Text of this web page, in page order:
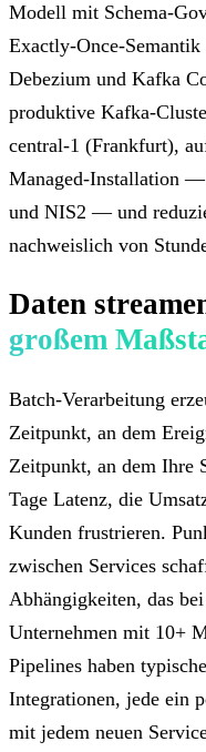
Modell mit Schema-
Exactly-Once-
Debezium und Kafka
produktive Kafka-
central-1 (Frankfurt),
Managed-Installation
und NIS2 — und
nachweislich von
Daten
großem
Batch-Verarbeitung
Zeitpunkt, an dem
Zeitpunkt, an dem Ihre
Tage Latenz, die
Kunden frustrieren.
zwischen Services
Abhängigkeiten, das
Unternehmen mit 10+
Pipelines haben
Integrationen, jede ein
mit jedem neuen